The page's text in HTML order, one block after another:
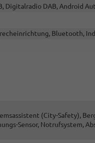
DAB, Android
Bluetooth,
(City-Safety),
Sensor, Notrufsystem,